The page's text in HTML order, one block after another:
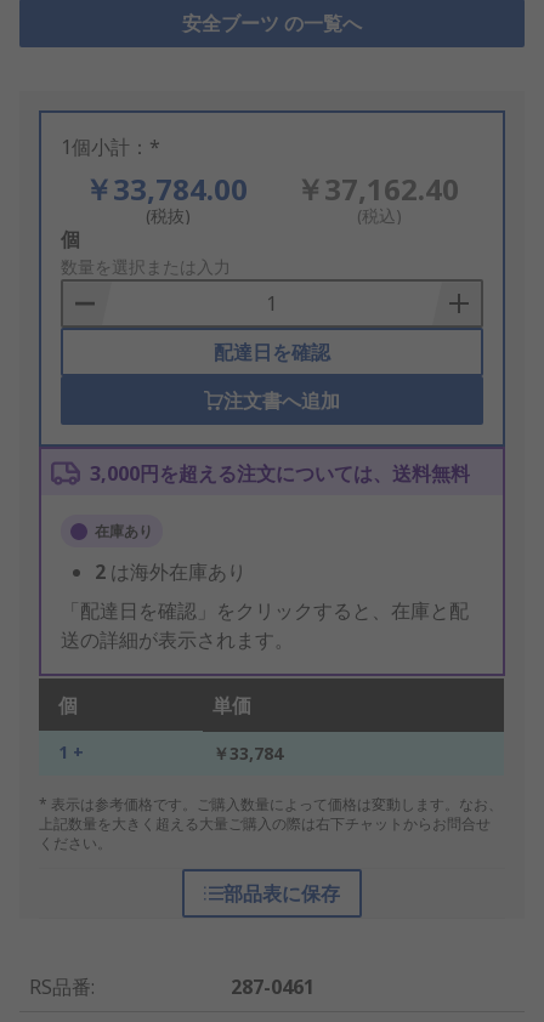
安全ブーツ の一覧へ
1個小計：*
￥33,784.00
(税抜)
￥37,162.40
(税込)
Add
to
Basket
個
数量を選択または入力
配達日を確認
注文書へ追加
3,000円を超える注文については、送料無料
在庫あり
2 は海外在庫あり
「配達日を確認」をクリックすると、在庫と配
送の詳細が表示されます。
個 単価
1 + ￥33,784
* 表示は参考価格です。ご購入数量によって価格は変動します。なお、
上記数量を大きく超える大量ご購入の際は右下チャットからお問合せ
ください。
部品表に保存
RS品番:
287-0461